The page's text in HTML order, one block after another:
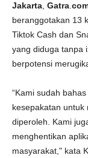
Jakarta Gatra
beranggotakan 13
Tiktok Cash dan
yang diduga tanpa
berpotensi
“Kami sudah
kesepakatan untuk
diperoleh. Kami
menghentikan
masyarakat," kata